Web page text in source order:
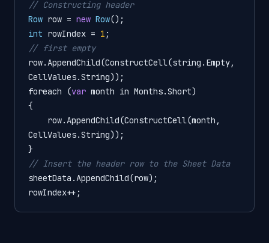
// Constructing header
Row row = new Row
int rowIndex = 1
// first empty
row.AppendChild(ConstructCell(string.Empty,
CellValues.String));
foreach (var month in Months.Short)
{
CellValues.String));
// Insert the header row to the Sheet Data
sheetData.AppendChild(row);
rowIndex++;